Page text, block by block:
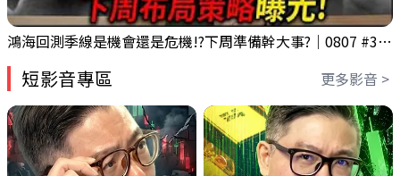
鴻海回測季線是機會還是危機!?下周準備幹大事?｜0807 #3661 #2317 #2317鴻海
短影音專區 更多影音 >